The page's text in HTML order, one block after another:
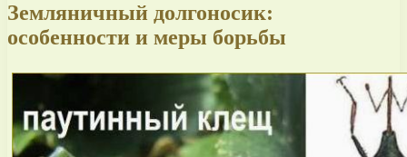
Земляничный долгоносик:
особенности и меры борьбы